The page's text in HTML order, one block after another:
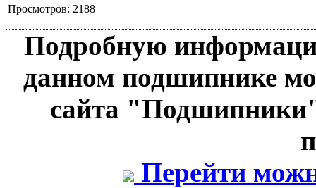
Просмотров: 2188
Подробную
данном подшипнике
сайта
Перейти